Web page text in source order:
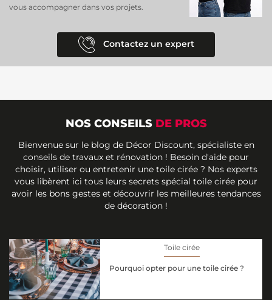
vous accompagner dans vos projets.
Contactez un expert
NOS CONSEILS DE PROS
Bienvenue sur le blog de Décor Discount, spécialiste en
conseils de travaux et rénovation ! Besoin d'aide pour
choisir, utiliser ou entretenir une toile cirée ? Nos experts
vous libèrent ici tous leurs secrets spécial toile cirée pour
avoir les bons gestes et découvrir les meilleures tendances
de décoration !
Toile cirée
Pourquoi opter pour une toile cirée ?